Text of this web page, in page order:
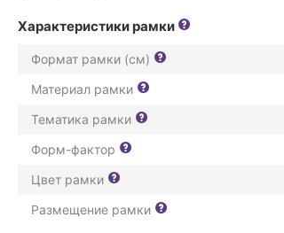
Характеристики рамки
Формат рамки (см)
Материал рамки
Тематика рамки
Форм-фактор
Цвет рамки
Размещение рамки